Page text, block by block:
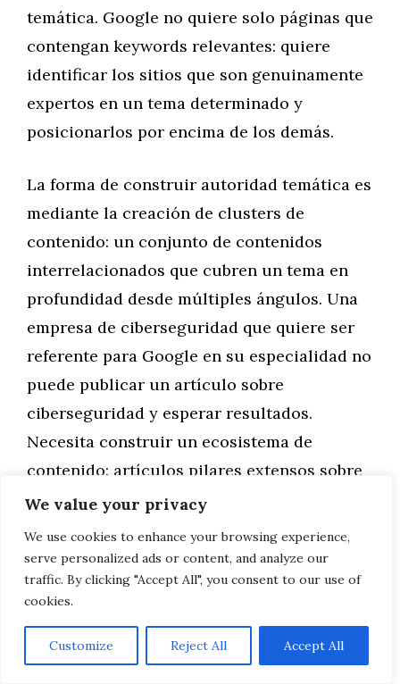
We value your privacy
We use cookies to enhance your browsing experience,
serve personalized ads or content, and analyze our
traffic. By clicking "Accept All", you consent to our use of
cookies.
Customize Reject All Accept All
temática. Google no quiere solo páginas que
contengan keywords relevantes: quiere
identificar los sitios que son genuinamente
expertos en un tema determinado y
posicionarlos por encima de los demás.
La forma de construir autoridad temática es
mediante la creación de clusters de
contenido: un conjunto de contenidos
interrelacionados que cubren un tema en
profundidad desde múltiples ángulos. Una
empresa de ciberseguridad que quiere ser
referente para Google en su especialidad no
puede publicar un artículo sobre
ciberseguridad y esperar resultados.
Necesita construir un ecosistema de
contenido: artículos pilares extensos sobre
los temas principales, artículos de soporte
más específicos que profundizan en
aspectos concretos, casos de uso reales,
guías técnicas, glosarios, preguntas
Cuando Google observa que un dominio